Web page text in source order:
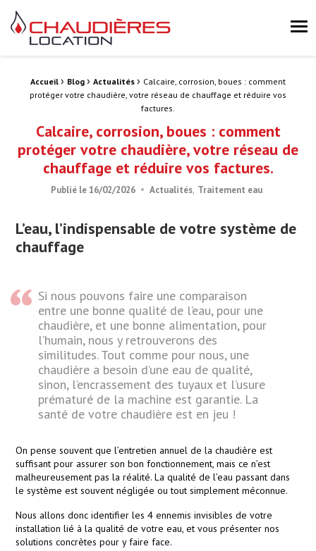
Chaudières Location Location de chaudière et chaufferie mobile
Fil d'Ariane :
Accueil › Blog › Actualités › Calcaire, corrosion, boues : comment
protéger votre chaudière, votre réseau de chauffage et réduire vos
factures.
Calcaire, corrosion, boues : comment
protéger votre chaudière, votre réseau de
chauffage et réduire vos factures.
Publié le16/02/2026 Actualités Traitement eau
L’eau, l’indispensable de votre système de
chauffage
Si nous pouvons faire une comparaison
entre une bonne qualité de l’eau, pour une
chaudière, et une bonne alimentation, pour
l’humain, nous y retrouverons des
similitudes. Tout comme pour nous, une
chaudière a besoin d’une eau de qualité,
sinon, l’encrassement des tuyaux et l’usure
prématuré de la machine est garantie. La
santé de votre chaudière est en jeu !
On pense souvent que l’entretien annuel de la chaudière est
suffisant pour assurer son bon fonctionnement, mais ce n’est
malheureusement pas la réalité. La qualité de l’eau passant dans
le système est souvent négligée ou tout simplement méconnue.
Nous allons donc identifier les 4 ennemis invisibles de votre
installation lié à la qualité de votre eau, et vous présenter nos
solutions concrètes pour y faire face.